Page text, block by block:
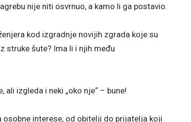
nije niti osvrnuo, a kamo li ga postavio.
kod izgradnje novijih zgrada koje su
struke šute? Ima li i njih među
izgleda i neki „oko nje“ – bune!
interese, od obitelji do prijatelja koji